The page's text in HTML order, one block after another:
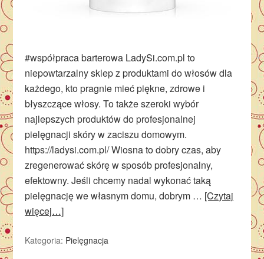
#współpraca barterowa LadySi.com.pl to
niepowtarzalny sklep z produktami do włosów dla
każdego, kto pragnie mieć piękne, zdrowe i
błyszczące włosy. To także szeroki wybór
najlepszych produktów do profesjonalnej
pielęgnacji skóry w zaciszu domowym.
https://ladysi.com.pl/ Wiosna to dobry czas, aby
zregenerować skórę w sposób profesjonalny,
efektowny. Jeśli chcemy nadal wykonać taką
pielęgnację we własnym domu, dobrym … [Czytaj
więcej…]
Kategoria: Pielęgnacja